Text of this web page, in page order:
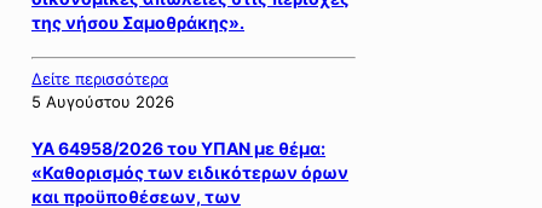
της νήσου Σαμοθράκης».
Δείτε περισσότερα
5 Αυγούστου 2026
ΥΑ 64958/2026 του ΥΠΑΝ με θέμα:
«Καθορισμός των ειδικότερων όρων
και προϋποθέσεων, των